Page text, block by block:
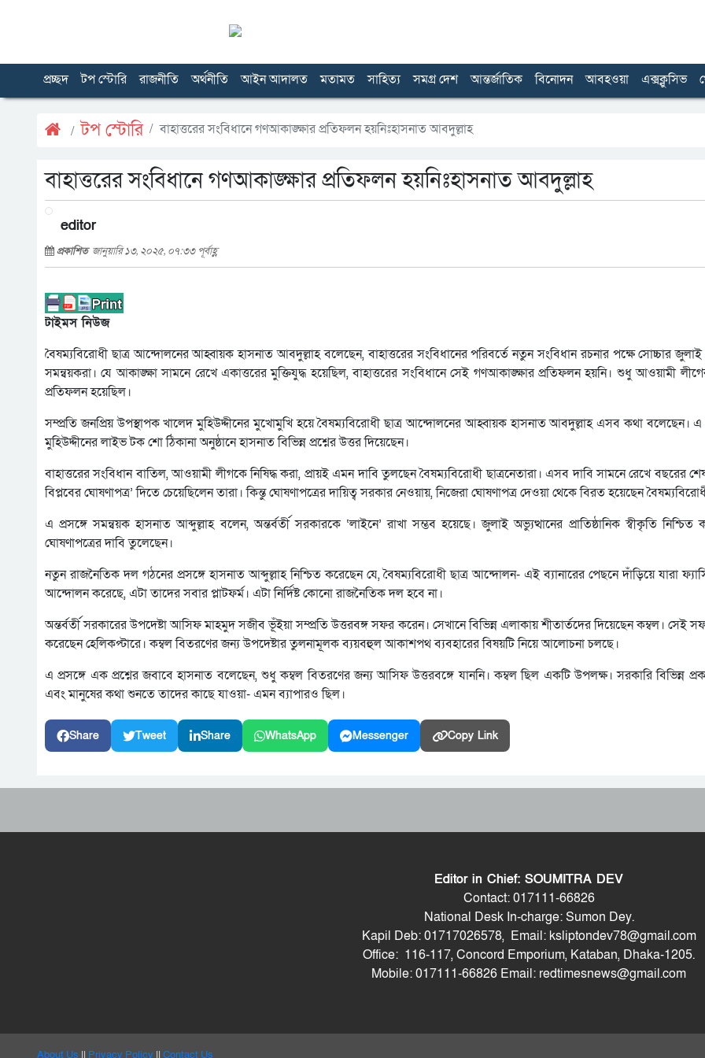
প্রচ্ছদ টপ স্টোরি রাজনীতি অর্থনীতি আইন আদালত মতামত সাহিত্য সমগ্র দেশ আন্তর্জাতিক বিনোদন আবহওয়া এক্সক্লুসিভ
টপ স্টোরি বাহাত্তরের সংবিধানে গণআকাঙ্ক্ষার প্রতিফলন হয়নিঃহাসনাত আবদুল্লাহ
বাহাত্তরের সংবিধানে গণআকাঙ্ক্ষার প্রতিফলন হয়নিঃহাসনাত আবদুল্লাহ
editor
প্রকাশিত জানুয়ারি ১৩, ২০২৫, ০৭:৩৩ পূর্বাহ্ণ
টাইমস নিউজ
বৈষম্যবিরোধী ছাত্র আন্দোলনের আহ্বায়ক হাসনাত আবদুল্লাহ বলেছেন, বাহাত্তরের সংবিধানের পরিবর্তে নতুন সংবিধান রচনার পক্ষে সোচ্চার
সমন্বয়করা। যে আকাঙ্ক্ষা সামনে রেখে একাত্তরের মুক্তিযুদ্ধ হয়েছিল, বাহাত্তরের সংবিধানে সেই গণআকাঙ্ক্ষার প্রতিফলন হয়নি। শুধু আওয়ামী
প্রতিফলন হয়েছিল।
সম্প্রতি জনপ্রিয় উপস্থাপক খালেদ মুহিউদ্দীনের মুখোমুখি হয়ে বৈষম্যবিরোধী ছাত্র আন্দোলনের আহ্বায়ক হাসনাত আবদুল্লাহ এসব কথা বলেছেন।
মুহিউদ্দীনের লাইভ টক শো ঠিকানা অনুষ্ঠানে হাসনাত বিভিন্ন প্রশ্নের উত্তর দিয়েছেন।
বাহাত্তরের সংবিধান বাতিল, আওয়ামী লীগকে নিষিদ্ধ করা, প্রায়ই এমন দাবি তুলছেন বৈষম্যবিরোধী ছাত্রনেতারা। এসব দাবি সামনে রেখে বছরের
বিপ্লবের ঘোষণাপত্র’ দিতে চেয়েছিলেন তারা। কিন্তু ঘোষণাপত্রের দায়িত্ব সরকার নেওয়ায়, নিজেরা ঘোষণাপত্র দেওয়া থেকে বিরত হয়েছেন
এ প্রসঙ্গে সমন্বয়ক হাসনাত আব্দুল্লাহ বলেন, অন্তর্বর্তী সরকারকে ‘লাইনে’ রাখা সম্ভব হয়েছে। জুলাই অভ্যুত্থানের প্রাতিষ্ঠানিক স্বীকৃতি
ঘোষণাপত্রের দাবি তুলেছেন।
নতুন রাজনৈতিক দল গঠনের প্রসঙ্গে হাসনাত আব্দুল্লাহ নিশ্চিত করেছেন যে, বৈষম্যবিরোধী ছাত্র আন্দোলন- এই ব্যানারের পেছনে দাঁড়িয়ে যারা
আন্দোলন করেছে, এটা তাদের সবার প্লাটফর্ম। এটা নির্দিষ্ট কোনো রাজনৈতিক দল হবে না।
অন্তর্বর্তী সরকারের উপদেষ্টা আসিফ মাহমুদ সজীব ভূঁইয়া সম্প্রতি উত্তরবঙ্গ সফর করেন। সেখানে বিভিন্ন এলাকায় শীতার্তদের দিয়েছেন কম্বল। সেই
করেছেন হেলিকপ্টারে। কম্বল বিতরণের জন্য উপদেষ্টার তুলনামূলক ব্যয়বহুল আকাশপথ ব্যবহারের বিষয়টি নিয়ে আলোচনা চলছে।
এ প্রসঙ্গে এক প্রশ্নের জবাবে হাসনাত বলেছেন, শুধু কম্বল বিতরণের জন্য আসিফ উত্তরবঙ্গে যাননি। কম্বল ছিল একটি উপলক্ষ। সরকারি বিভিন্ন
এবং মানুষের কথা শুনতে তাদের কাছে যাওয়া- এমন ব্যাপারও ছিল।
Share Tweet Share WhatsApp Messenger Copy Link
Editor in Chief: SOUMITRA DEV
Contact: 017111-66826
National Desk In-charge: Sumon Dey.
Kapil Deb: 01717026578, Email: ksliptondev78@gmail.com
Office: 116-117, Concord Emporium, Kataban, Dhaka-1205.
Mobile: 017111-66826 Email: redtimesnews@gmail.com
About Us || Privacy Policy || Contact Us